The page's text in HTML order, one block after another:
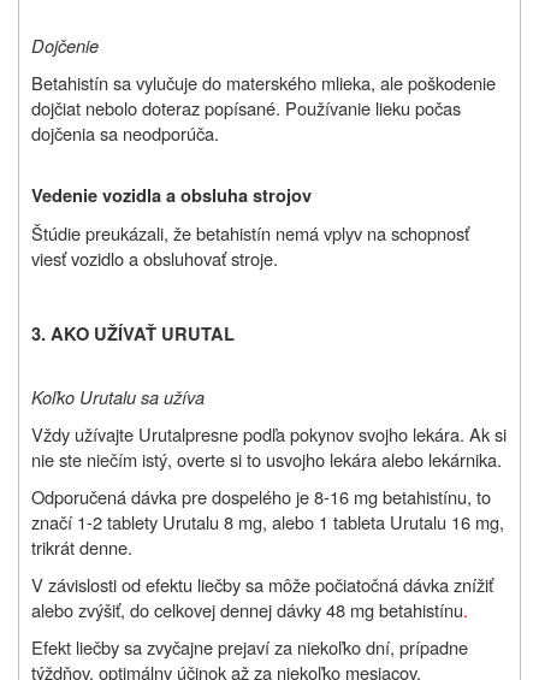
Dojčenie
Betahistín sa vylučuje do materského mlieka, ale poškodenie
dojčiat nebolo doteraz popísané. Používanie lieku počas
dojčenia sa neodporúča.
Vedenie vozidla a obsluha strojov
Štúdie preukázali, že betahistín nemá vplyv na schopnosť
viesť vozidlo a obsluhovať stroje.
3. AKO UŽÍVAŤ URUTAL
Koľko Urutalu sa užíva
Vždy užívajte Urutalpresne podľa pokynov svojho lekára. Ak si
nie ste niečím istý, overte si to usvojho lekára alebo lekárnika.
Odporučená dávka pre dospelého je 8-16 mg betahistínu, to
značí 1-2 tablety Urutalu 8 mg, alebo 1 tableta Urutalu 16 mg,
trikrát denne.
V závislosti od efektu liečby sa môže počiatočná dávka znížiť
alebo zvýšiť, do celkovej dennej dávky 48 mg betahistínu.
Efekt liečby sa zvyčajne prejaví za niekoľko dní, prípadne
týždňov, optimálny účinok až za niekoľko mesiacov.